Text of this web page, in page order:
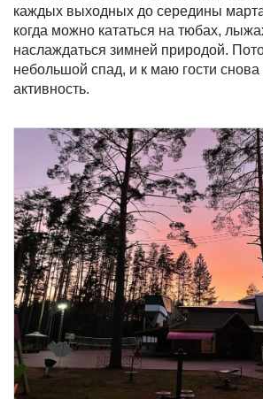
каждых выходных до середины
когда можно кататься на тюбах,
наслаждаться зимней природой.
небольшой спад, и к маю гости снова
активность.